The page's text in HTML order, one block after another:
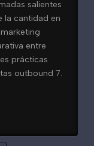
salientes
la cantidad en
entre
prácticas
outbound 7.